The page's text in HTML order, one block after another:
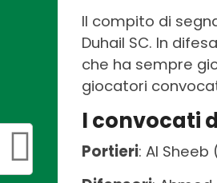
Il compito di
Duhail SC. In
che ha sempre
giocatori
I convocati
Portieri: Al